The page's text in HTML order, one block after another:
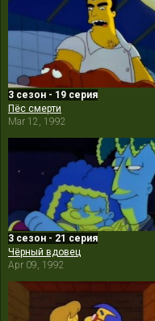
3 сезон - 19 серия
Пёс смерти
Mar 12, 1992
3 сезон - 21 серия
Чёрный вдовец
Apr 09, 1992